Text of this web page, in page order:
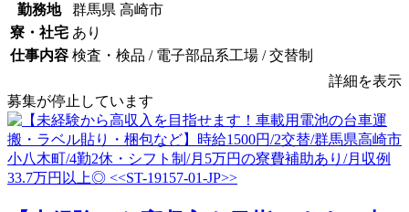
勤務地
群馬県 高崎市
寮・社宅 あり
仕事内容 検査・検品 / 電子部品系工場 / 交替制
詳細を表示
募集が停止しています